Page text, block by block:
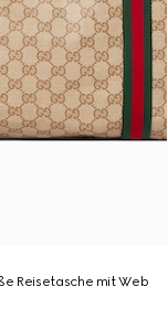
Reisetasche mit Web